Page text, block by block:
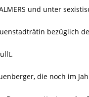
und unter
bezüglich
die noch im